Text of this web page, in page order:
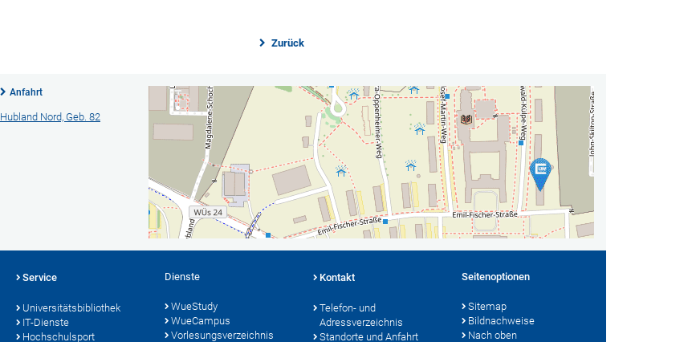
Zurück
Anfahrt
Hubland Nord, Geb. 82
Service
Universitätsbibliothek
IT-Dienste
Hochschulsport
Dienste
WueStudy
WueCampus
Vorlesungsverzeichnis
Kontakt
Telefon- und
Adressverzeichnis
Standorte und Anfahrt
Seitenoptionen
Sitemap
Bildnachweise
Nach oben